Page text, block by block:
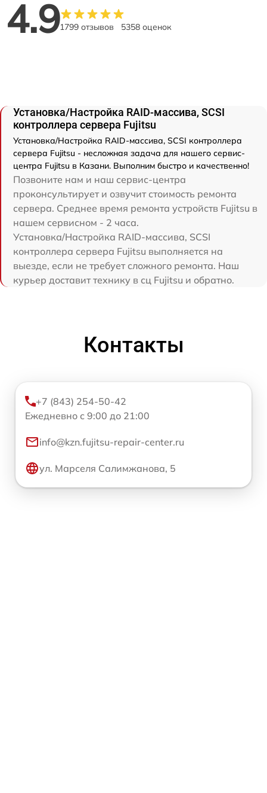
4.91799 отзывов 5358 оценок
Установка/Настройка RAID-массива, SCSI
контроллера сервера Fujitsu
Установка/Настройка RAID-массива, SCSI контроллера
сервера Fujitsu - несложная задача для нашего сервис-
центра Fujitsu в Казани. Выполним быстро и качественно!
Позвоните нам и наш сервис-центра
проконсультирует и озвучит стоимость ремонта
сервера. Среднее время ремонта устройств Fujitsu в
нашем сервисном - 2 часа.
Установка/Настройка RAID-массива, SCSI
контроллера сервера Fujitsu выполняется на
выезде, если не требует сложного ремонта. Наш
курьер доставит технику в сц Fujitsu и обратно.
Контакты
+7 (843) 254-50-42
Ежедневно с 9:00 до 21:00
info@kzn.fujitsu-repair-center.ru
ул. Марселя Салимжанова, 5